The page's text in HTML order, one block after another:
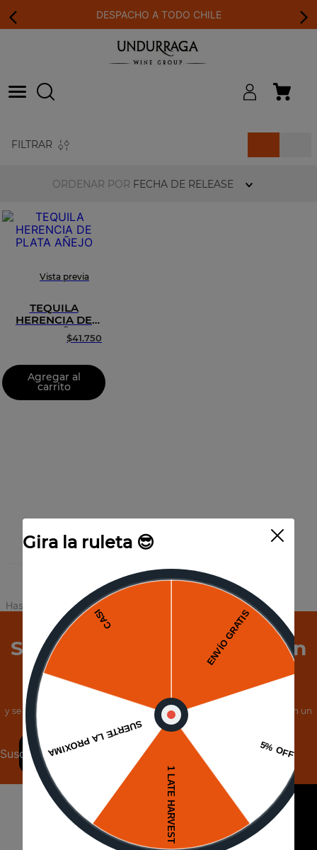
DESPACHO A TODO CHILE
FILTRAR
ORDENAR POR FECHA DE RELEASE
Vista previa
TEQUILA
HERENCIA DE
PLATA AÑEJO
$41.750
Agregar al
carrito
Has visto todos los1
Suscríbete a Nuestro Boletín
y se el primero en conocer nuestras increíbles ofertas, además, obtén un
cupón de 5% de descuento.
Suscribirse
Gira la ruleta 😎